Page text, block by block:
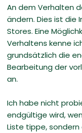
An dem Verhalten
ändern. Dies ist die
Stores. Eine
Verhaltens kenne
grundsätzlich die
Bearbeitung der
an.
Ich habe nicht
endgültige wird,
Liste tippe,